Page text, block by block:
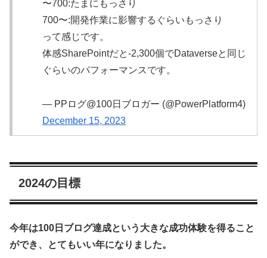
〜700:たまにもっさり
700〜:開発作業に影響するぐらいもっさり
って感じです。
体感SharePointだと-2,300個でDataverseと同じ
ぐらいのパフォーマンスです。
— PPログ@100日ブロガー (@PowerPlatform4)
December 15, 2023
2024の目標
今年は100日ブログ達成という大きな成功体験を得ること
ができ、とてもいい年になりました。